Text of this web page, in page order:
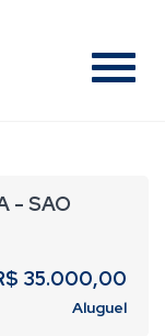
#
- SAO
35.000,00
Aluguel